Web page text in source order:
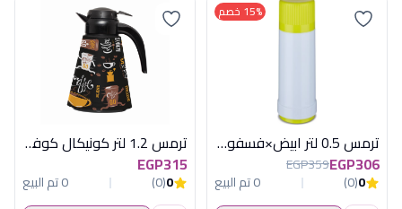
15% خصم
ترمس 0.5 لتر ابيض×فسفورى روتبونكت الماني
EGP306
EGP359
0
(0)
0 تم البيع
ترمس 1.2 لتر كونيكال كوفى بنى هيريفين
EGP315
0
(0)
0 تم البيع